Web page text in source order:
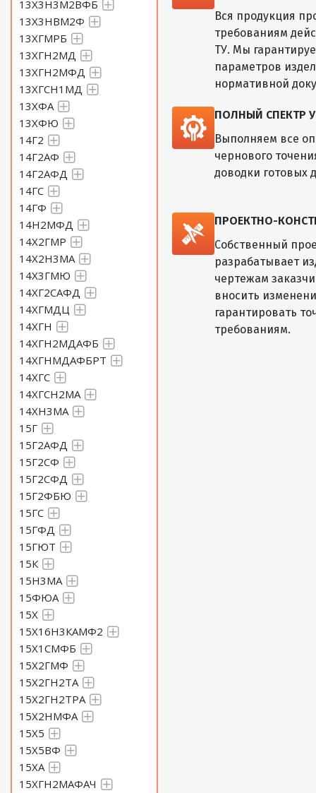
13Х3Н3М2ВФБ
13Х3НВМ2Ф
13ХГМРБ
13ХГН2МД
13ХГН2МФД
13ХГСН1МД
13ХФА
13ХФЮ
14Г2
14Г2АФ
14Г2АФД
14ГС
14ГФ
14Н2МФД
14Х2ГМР
14Х2Н3МА
14Х3ГМЮ
14ХГ2САФД
14ХГМДЦ
14ХГН
14ХГН2МДАФБ
14ХГНМДАФБРТ
14ХГС
14ХГСН2МА
14ХН3МА
15Г
15Г2АФД
15Г2СФ
15Г2СФД
15Г2ФБЮ
15ГС
15ГФД
15ГЮТ
15К
15Н3МА
15ФЮА
15Х
15Х16Н3КАМФ2
15Х1СМФБ
15Х2ГМФ
15Х2ГН2ТА
15Х2ГН2ТРА
15Х2НМФА
15Х5
15Х5ВФ
15ХА
15ХГН2МАФАЧ
Круг 56 Сталь 60С2Н2А
Круг 58 Сталь 60С2Н2А
Круг 60 Сталь 60С2Н2А
Круг 62 Сталь 60С2Н2А
Круг 72 Сталь 60С2Н2А
Круг 73 Сталь 60С2Н2А
Круг 75 Сталь 60С2Н2А
Круг 78 Сталь 60С2Н2А
Круг 80 Сталь 60С2Н2А
Вся продукция
требованиям
ТУ. Мы
параметров
нормативной
ПОЛНЫЙ СПЕКТР
Выполняем все
чернового
доводки готовых
ПРОЕКТНО-
Собственный
разрабатывает
чертежам
вносить
гарантировать
требованиям.